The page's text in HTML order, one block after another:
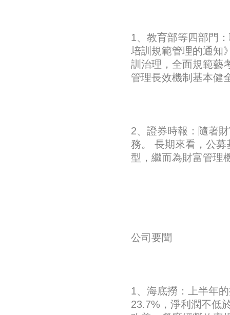
1、教育部等四部門
培訓規範管理的通知
訓治理，全面規範藝
管理長效機制基本健
2、證券時報：隨著
務。 長期來看，公募
型，繼而為財富管理
公司要聞
1、海底撈：上半年
23.7%，淨利潤不低